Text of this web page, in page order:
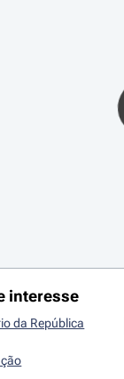
interesse
da República